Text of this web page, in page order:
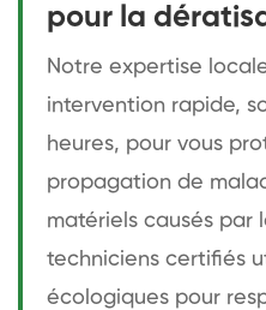
pour la
Notre expertise
intervention rapide,
heures, pour vous
propagation de
matériels causés par
techniciens certifiés
écologiques pour